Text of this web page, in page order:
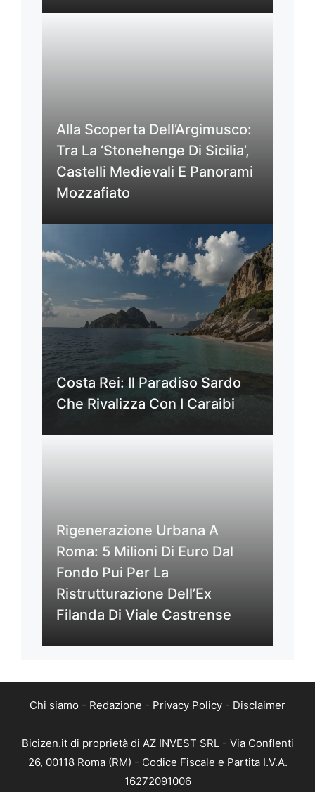
Alla Scoperta Dell’Argimusco:
Tra La ‘Stonehenge Di Sicilia’,
Castelli Medievali E Panorami
Mozzafiato
Costa Rei: Il Paradiso Sardo
Che Rivalizza Con I Caraibi
Rigenerazione Urbana A
Roma: 5 Milioni Di Euro Dal
Fondo Pui Per La
Ristrutturazione Dell’Ex
Filanda Di Viale Castrense
Chi siamo - Redazione - Privacy Policy - Disclaimer
Bicizen.it di proprietà di AZ INVEST SRL - Via Conflenti
26, 00118 Roma (RM) - Codice Fiscale e Partita I.V.A.
16272091006